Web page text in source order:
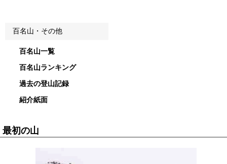
百名山・その他
百名山一覧
百名山ランキング
過去の登山記録
紹介紙面
最初の山